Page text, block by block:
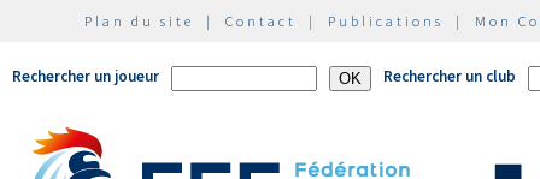
Plan du site | Contact | Publications | Mon
Rechercher un joueur Rechercher un club